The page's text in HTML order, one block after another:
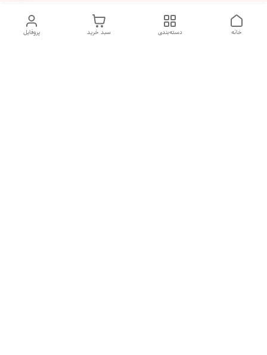
پروفایل سبد خرید دسته‌بندی خانه